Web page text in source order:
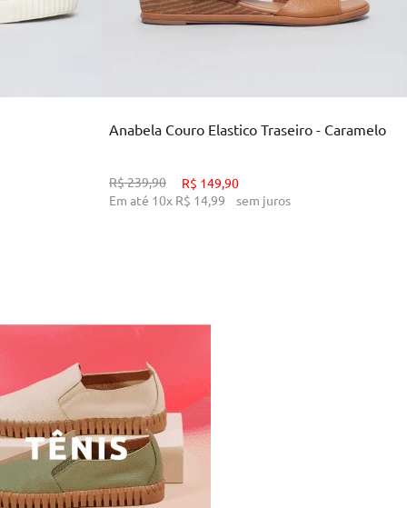
Anabela Couro Elastico Traseiro - Caramelo
R$239,90 R$ 149,90
Em até 10x R$ 14,99 sem juros